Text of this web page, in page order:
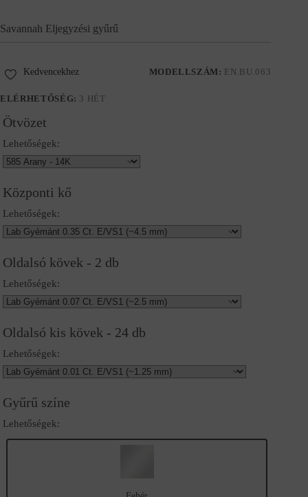
Savannah Eljegyzési gyűrű
MODELLSZÁM: EN.BU.063
ELÉRHETŐSÉG: 3 HÉT
Kedvencekhez
Ötvözet
Lehetőségek:
Központi kő
Lehetőségek:
Oldalsó kövek - 2 db
Lehetőségek:
Oldalsó kis kövek - 24 db
Lehetőségek:
Gyűrű színe
Lehetőségek: